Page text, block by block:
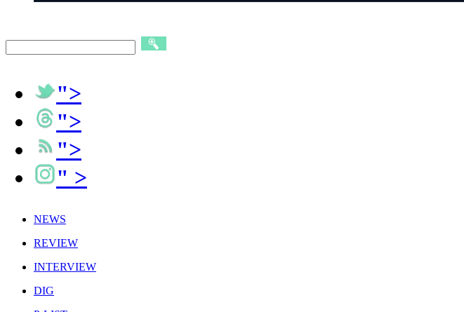
">
">
">
" >
NEWS
REVIEW
INTERVIEW
DIG